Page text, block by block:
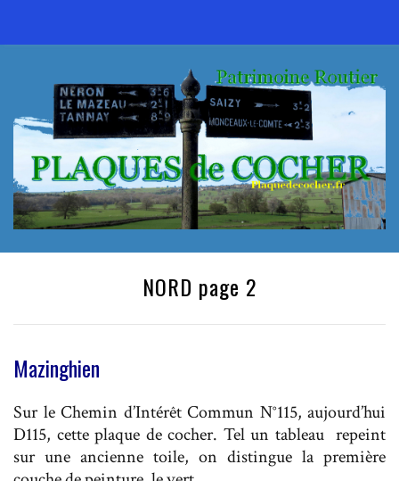
NORD page 2
Mazinghien
Sur le Chemin d’Intérêt Commun N°115, aujourd’hui
D115, cette plaque de cocher. Tel un tableau repeint
sur une ancienne toile, on distingue la première